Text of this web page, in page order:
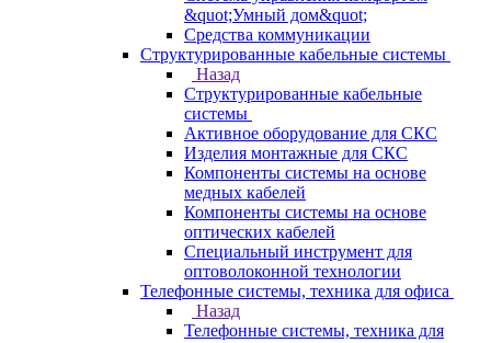
&quot;Умный дом&quot;
Средства коммуникации
Структурированные кабельные системы
Назад
Структурированные кабельные
системы
Активное оборудование для СКС
Изделия монтажные для СКС
Компоненты системы на основе
медных кабелей
Компоненты системы на основе
оптических кабелей
Специальный инструмент для
оптоволоконной технологии
Телефонные системы, техника для офиса
Назад
Телефонные системы, техника для